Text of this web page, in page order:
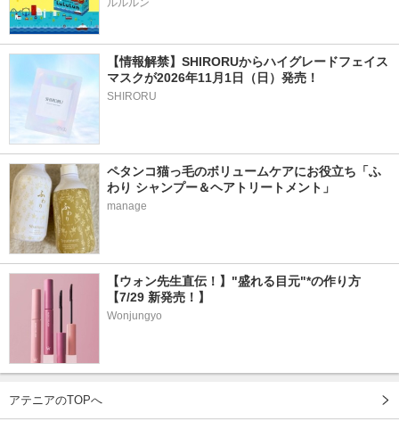
ルルルン
【情報解禁】SHIRORUからハイグレードフェイス
マスクが2026年11月1日（日）発売！
SHIRORU
ペタンコ猫っ毛のボリュームケアにお役立ち「ふ
わり シャンプー＆ヘアトリートメント」
manage
【ウォン先生直伝！】"盛れる目元"*の作り方
【7/29 新発売！】
Wonjungyo
アテニアのTOPへ